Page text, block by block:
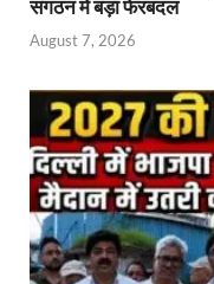
संगठन में बड़ा फेरबदल
August 7, 2026